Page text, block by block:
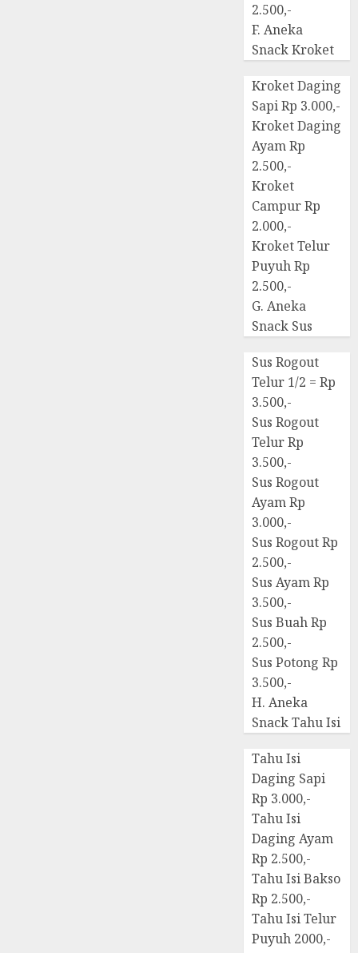
2.500,-
F. Aneka
Snack Kroket
Kroket Daging
Sapi Rp 3.000,-
Kroket Daging
Ayam Rp
2.500,-
Kroket
Campur Rp
2.000,-
Kroket Telur
Puyuh Rp
2.500,-
G. Aneka
Snack Sus
Sus Rogout
Telur 1/2 = Rp
3.500,-
Sus Rogout
Telur Rp
3.500,-
Sus Rogout
Ayam Rp
3.000,-
Sus Rogout Rp
2.500,-
Sus Ayam Rp
3.500,-
Sus Buah Rp
2.500,-
Sus Potong Rp
3.500,-
H. Aneka
Snack Tahu Isi
Tahu Isi
Daging Sapi
Rp 3.000,-
Tahu Isi
Daging Ayam
Rp 2.500,-
Tahu Isi Bakso
Rp 2.500,-
Tahu Isi Telur
Puyuh 2000,-